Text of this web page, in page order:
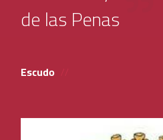
de las Penas
Escudo